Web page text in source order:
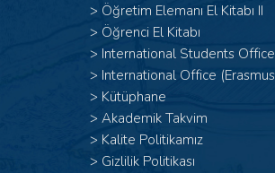
> Öğretim Elemanı El Kitabı II
> Öğrenci El Kitabı
> International Students Office
> International Office
> Kütüphane
> Akademik Takvim
> Kalite Politikamız
> Gizlilik Politikası